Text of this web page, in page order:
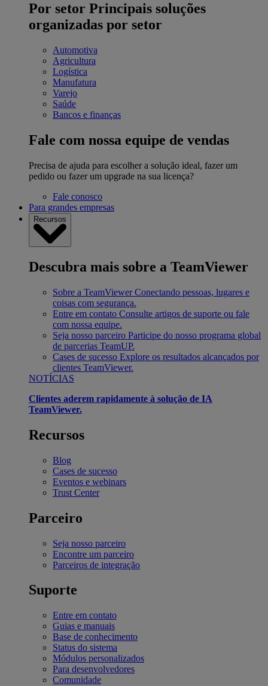
Por setor Principais soluções
organizadas por setor
Automotiva
Agricultura
Logística
Manufatura
Varejo
Saúde
Bancos e finanças
Fale com nossa equipe de vendas
Precisa de ajuda para escolher a solução ideal, fazer um
pedido ou fazer um upgrade na sua licença?
Fale conosco
Para grandes empresas
Recursos
Descubra mais sobre a TeamViewer
Sobre a TeamViewer Conectando pessoas, lugares e
coisas com segurança.
Entre em contato Consulte artigos de suporte ou fale
com nossa equipe.
Seja nosso parceiro Participe do nosso programa global
de parcerias TeamUP.
Cases de sucesso Explore os resultados alcançados por
clientes TeamViewer.
NOTÍCIAS
Clientes aderem rapidamente à solução de IA
TeamViewer.
Recursos
Blog
Cases de sucesso
Eventos e webinars
Trust Center
Parceiro
Seja nosso parceiro
Encontre um parceiro
Parceiros de integração
Suporte
Entre em contato
Guias e manuais
Base de conhecimento
Status do sistema
Módulos personalizados
Para desenvolvedores
Comunidade